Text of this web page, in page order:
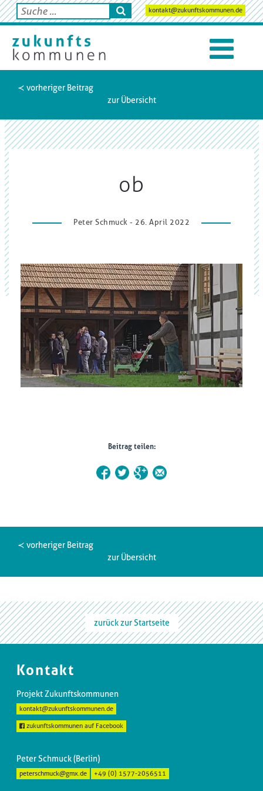
kontakt@zukunftskommunen.de
≺ vorheriger Beitrag
zur Übersicht
ob
Peter Schmuck - 26. April 2022
Beitrag teilen:
≺ vorheriger Beitrag
zur Übersicht
zurück zur Startseite
Kontakt
Projekt Zukunftskommunen
kontakt@zukunftskommunen.de
zukunftskommunen auf Facebook
Peter Schmuck (Berlin)
peterschmuck@gmx.de +49 (0) 1577-2056511